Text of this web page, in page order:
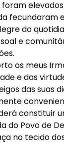
fecundaram
do
e
os meus
e das
das suas
constituir
do Povo de
no tecido